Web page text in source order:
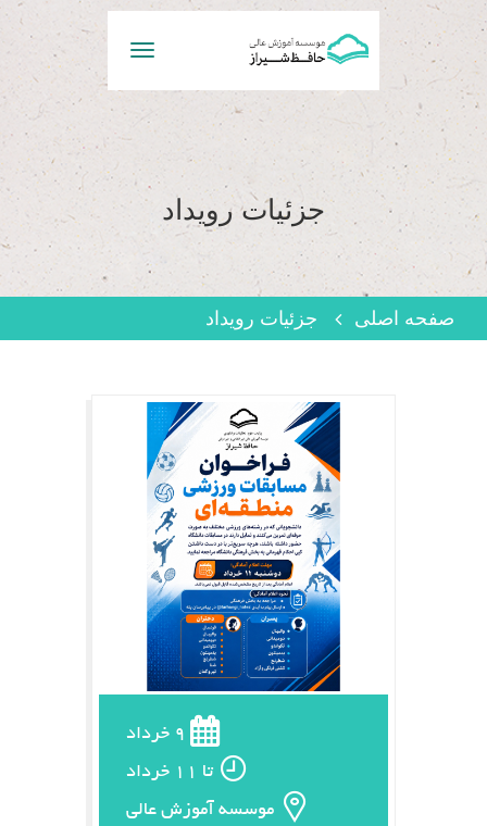
Toggle
navigation
جزئیات رویداد
صفحه اصلی جزئیات رویداد
تا 11 خرداد
موسسه آموزش عالی